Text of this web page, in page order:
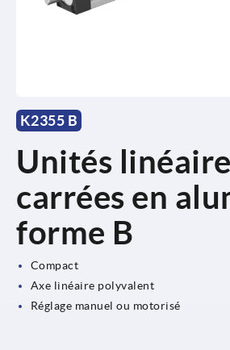
K2355 B
Unités
carrées en
forme B
Compact
Axe linéaire polyvalent
Réglage manuel ou motorisé